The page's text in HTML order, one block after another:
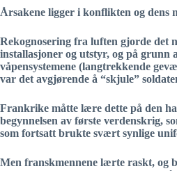
Årsakene ligger i konflikten og dens
Rekognosering fra luften gjorde det
installasjoner og utstyr, og på grunn
våpensystemene (langtrekkende
var det avgjørende å “skjule”
Frankrike måtte lære dette på den
begynnelsen av første verdenskrig,
som fortsatt brukte svært synlige
Men franskmennene lærte raskt, og